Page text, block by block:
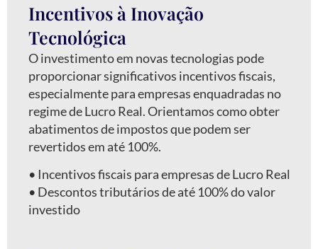
Incentivos à Inovação
Tecnológica
O investimento em novas tecnologias pode
proporcionar significativos incentivos fiscais,
especialmente para empresas enquadradas no
regime de Lucro Real. Orientamos como obter
abatimentos de impostos que podem ser
revertidos em até 100%.
•⁠ ⁠Incentivos fiscais para empresas de Lucro Real
•⁠ ⁠Descontos tributários de até 100% do valor
investido